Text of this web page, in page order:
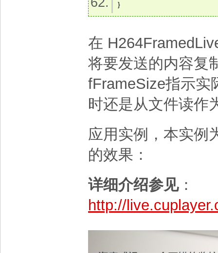
}
在
将要发送的内容复
fFrameSize指示实
时还是从文件读作
应用实例，本实例
的效果：
详细介绍参见：
http://